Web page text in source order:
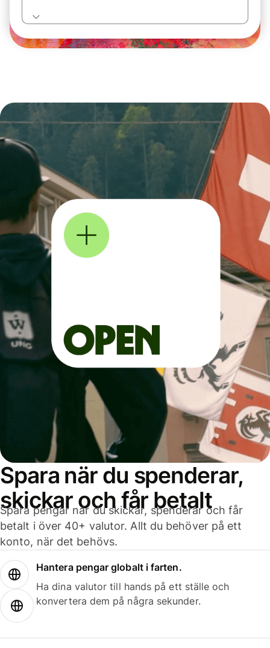
Spara när du spenderar,
skickar och får betalt
Spara pengar när du skickar, spenderar och får
betalt i över 40+ valutor. Allt du behöver på ett
konto, när det behövs.
Hantera pengar globalt i farten.
Ha dina valutor till hands på ett ställe och
konvertera dem på några sekunder.